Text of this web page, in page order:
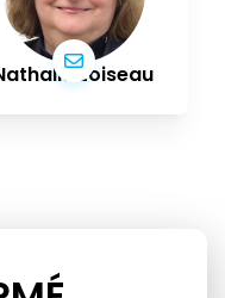
Loiseau